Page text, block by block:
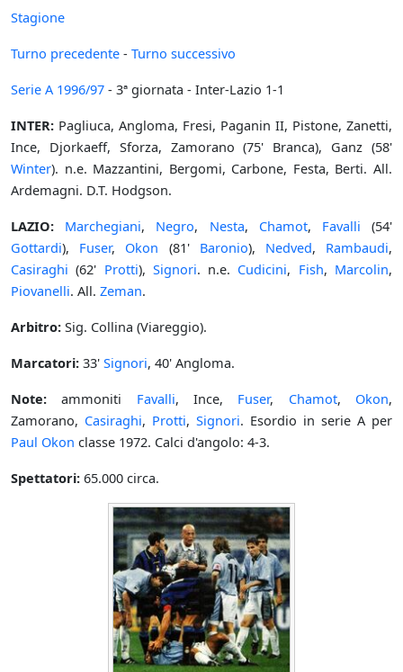
Stagione
Turno precedente - Turno successivo
Serie A 1996/97 - 3ª giornata - Inter-Lazio 1-1
INTER: Pagliuca, Angloma, Fresi, Paganin II, Pistone, Zanetti,
Ince, Djorkaeff, Sforza, Zamorano (75' Branca), Ganz (58'
Winter). n.e. Mazzantini, Bergomi, Carbone, Festa, Berti. All.
Ardemagni. D.T. Hodgson.
LAZIO:
Marchegiani, Negro, Nesta, Chamot, Favalli (54'
Gottardi), Fuser, Okon (81' Baronio), Nedved, Rambaudi,
Casiraghi (62' Protti), Signori. n.e. Cudicini, Fish, Marcolin,
Piovanelli. All. Zeman.
Arbitro: Sig. Collina (Viareggio).
Marcatori: 33' Signori, 40' Angloma.
Note: ammoniti Favalli, Ince, Fuser, Chamot, Okon,
Zamorano, Casiraghi, Protti, Signori. Esordio in serie A per
Paul Okon classe 1972. Calci d'angolo: 4-3.
Spettatori: 65.000 circa.